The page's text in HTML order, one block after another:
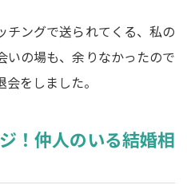
チングで送られてくる、私の
いの場も、余りなかったので
をしました。
！仲人のいる結婚相